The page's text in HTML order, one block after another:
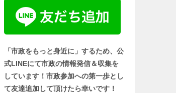
「市政をもっと身近に」するため、公
式LINEにて市政の情報発信＆収集を
しています！市政参加への第一歩とし
て友達追加して頂けたら幸いです！